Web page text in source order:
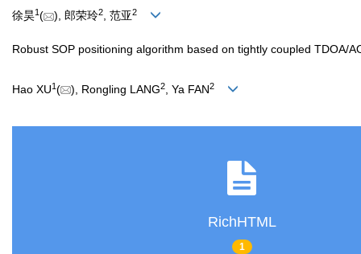
徐昊1( ), 郎荣玲2, 范亚2
Robust SOP positioning algorithm based on tightly coupled TDOA/
Hao XU1( ), Rongling LANG2 , Ya FAN2
RichHTML
1